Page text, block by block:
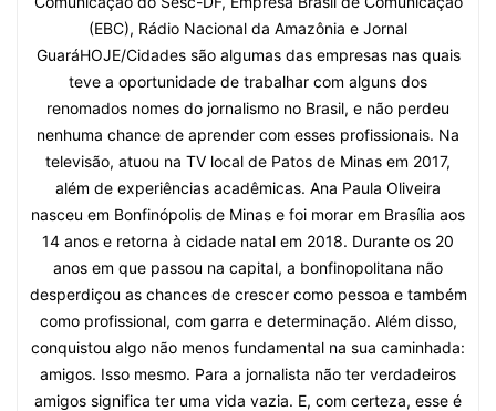
(EBC), Rádio Nacional da Amazônia e Jornal
GuaráHOJE/Cidades são algumas das empresas nas quais
teve a oportunidade de trabalhar com alguns dos
renomados nomes do jornalismo no Brasil, e não perdeu
nenhuma chance de aprender com esses profissionais. Na
televisão, atuou na TV local de Patos de Minas em 2017,
além de experiências acadêmicas. Ana Paula Oliveira
nasceu em Bonfinópolis de Minas e foi morar em Brasília aos
14 anos e retorna à cidade natal em 2018. Durante os 20
anos em que passou na capital, a bonfinopolitana não
desperdiçou as chances de crescer como pessoa e também
como profissional, com garra e determinação. Além disso,
conquistou algo não menos fundamental na sua caminhada:
amigos. Isso mesmo. Para a jornalista não ter verdadeiros
amigos significa ter uma vida vazia. E, com certeza, esse é